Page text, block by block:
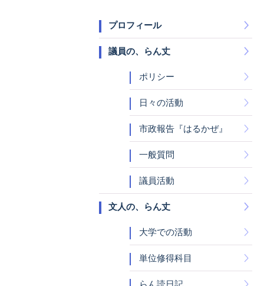
プロフィール
議員の、らん丈
ポリシー
日々の活動
市政報告『はるかぜ』
一般質問
議員活動
文人の、らん丈
大学での活動
単位修得科目